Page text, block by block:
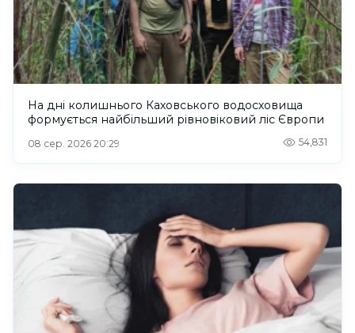
На дні колишнього Каховського водосховища
формується найбільший рівновіковий ліс Європи
08 сер. 2026 20:29 54,831